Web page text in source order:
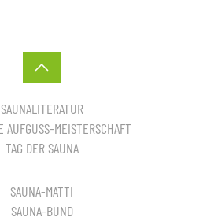
SAUNALITERATUR
AUFGUSS-MEISTERSCHAFT
TAG DER SAUNA
SAUNA-MATTI
SAUNA-BUND